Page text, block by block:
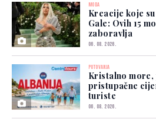
MODA
Kreacije koje
Gale: Ovih 15
zaboravlja
06. 08. 2026.
PUTOVANJA
Kristalno
pristupačne
turiste
06. 08. 2026.